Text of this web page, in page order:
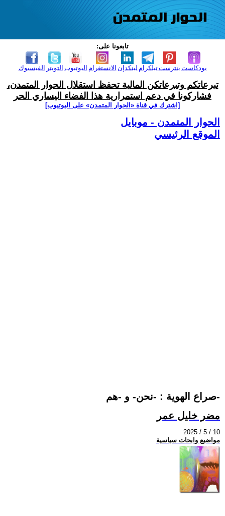
تابعونا على:
الفيسبوك التويتر اليوتيوب الانستغرام لينكدإن تيلكرامبنترست بودكاست
تبرعاتكم وتبرعاتكن المالية تحفظ استقلال الحوار المتمدن،
فشاركونا في دعم استمرارية هذا الفضاء اليساري الحر
[اشترك في قناة ‫«الحوار المتمدن» على اليوتيوب]
الحوار المتمدن - موبايل
الموقع الرئيسي
صراع الهوية : -نحن- و -هم-
مضر خليل عمر
2025 / 5 / 10
مواضيع وابحاث سياسية